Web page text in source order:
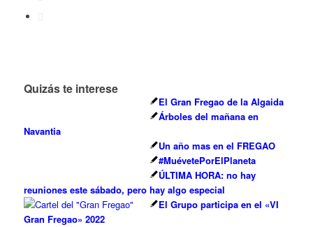
Quizás te interese
El Gran Fregao de la Algaida
Árboles del mañana en
Navantia
Un año mas en el FREGAO
#MuévetePorElPlaneta
ÚLTIMA HORA: no hay
reuniones este sábado, pero hay algo especial
El Grupo participa en el «VI
Gran Fregao» 2022